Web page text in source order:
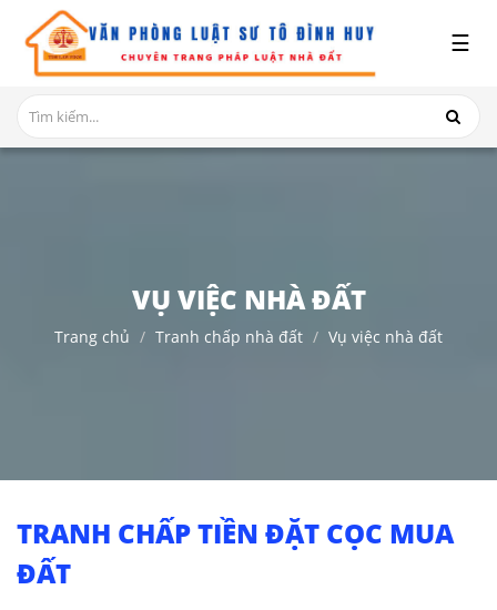
GIỚI
THIỆU
DỊCH
TỤC
ĐẤT
VĂN
☰
VỤ VIỆC NHÀ ĐẤT
Trang chủ Tranh chấp nhà đất Vụ việc nhà đất
TRANH CHẤP TIỀN ĐẶT CỌC MUA
ĐẤT